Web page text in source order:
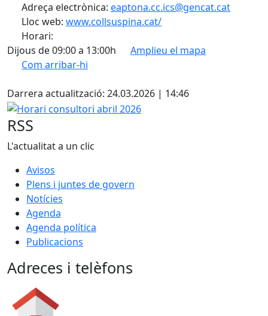
Adreça electrònica: eaptona.cc.ics@gencat.cat
Lloc web: www.collsuspina.cat/
Horari:
Dijous de 09:00 a 13:00h
Amplieu el mapa
Com arribar-hi
+
−
Darrera actualització: 24.03.2026 | 14:46
Horari consultori abril 2026
RSS
L'actualitat a un clic
Avisos
Plens i juntes de govern
Notícies
Agenda
Agenda política
Publicacions
Adreces i telèfons